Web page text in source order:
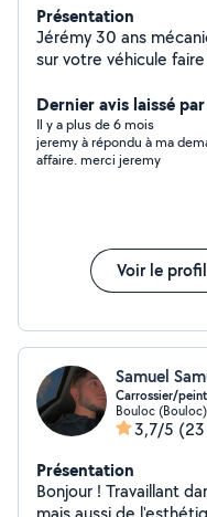
Présentation
Jérémy 30 ans
sur votre véhicule
déplacer n'hésitez pas
Dernier avis laissé
Il y a plus de 6 mois
jeremy à répondu à ma
affaire. merci jeremy
Voir le profil
Samuel
Carrossier/
Bouloc (Bouloc)
3,7/5
Présentation
Bonjour ! Travaillant dans le domaine de la performance